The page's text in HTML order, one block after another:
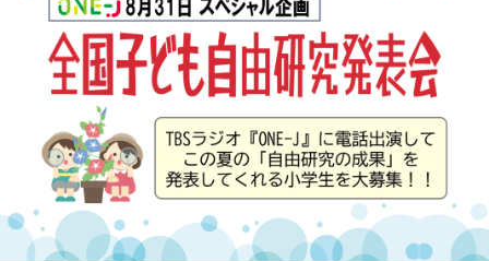
会社情報